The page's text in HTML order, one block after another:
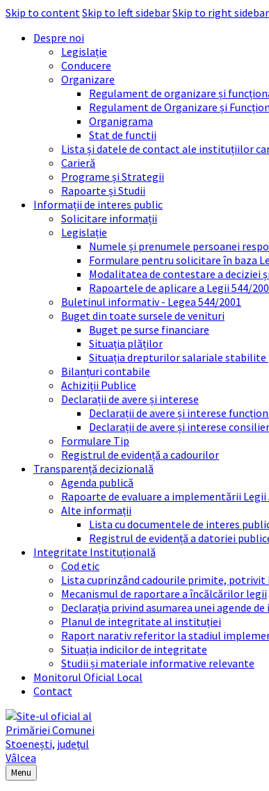
Skip to contentSkip to left sidebarSkip to right sidebar
Despre noi
Legislație
Conducere
Organizare
Regulament de organizare și
Regulament de Organizare și
Organigrama
Stat de functii
Lista și datele de contact ale instituțiilor
Carieră
Programe și Strategii
Rapoarte și Studii
Informații de interes public
Solicitare informații
Legislație
Numele și prenumele persoanei
Formulare pentru solicitare în baza
Modalitatea de contestare a
Rapoartele de aplicare a Legii 544/
Buletinul informativ - Legea 544/2001
Buget din toate sursele de venituri
Buget pe surse financiare
Situația plăților
Situația drepturilor salariale
Bilanțuri contabile
Achiziții Publice
Declarații de avere și interese
Declarații de avere și interese
Declarații de avere și interese
Formulare Tip
Registrul de evidență a cadourilor
Transparență decizională
Agenda publică
Rapoarte de evaluare a implementării Legii
Alte informații
Lista cu documentele de interes
Registrul de evidență a datoriei
Integritate Instituțională
Cod etic
Lista cuprinzând cadourile primite, potrivit
Mecanismul de raportare a încălcărilor legii
Declarația privind asumarea unei agende
Planul de integritate al instituției
Raport narativ referitor la stadiul
Situația indicilor de integritate
Studii și materiale informative relevante
Monitorul Oficial Local
Contact
Menu